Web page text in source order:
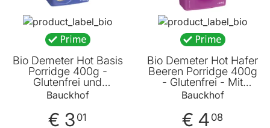
Bio Demeter Hot Basis
Porridge 400g -
Glutenfrei und
ungesüßt - Perfekt als
Bauckhof
€ 3 01
Bio Demeter Hot Hafer
Beeren Porridge 400g
- Glutenfrei - Mit
fruchtigen Korinthen
von Bauckhof
Bauckhof
€ 4 08